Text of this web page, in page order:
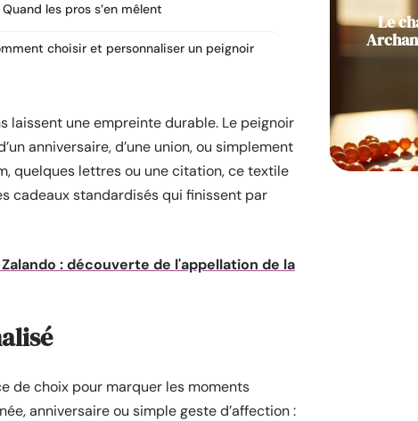
Quand les pros s’en mêlent
choisir et personnaliser un peignoir
laissent une empreinte durable. Le peignoir
anniversaire, d’une union, ou simplement
quelques lettres ou une citation, ce textile
cadeaux standardisés qui finissent par
: découverte de l'appellation de la
de choix pour marquer les moments
anniversaire ou simple geste d’affection :
Le